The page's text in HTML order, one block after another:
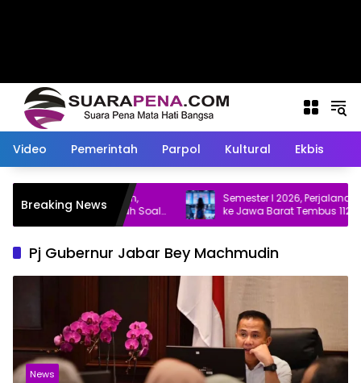
Video Pemerintah Parpol Kultural Ekbis
Breaking News
5,29 Persen,
Pemerintah Soal
Semester I 2026, Perjalanan
ke Jawa Barat Tembus 112,12 Juta
Pj Gubernur Jabar Bey Machmudin
News